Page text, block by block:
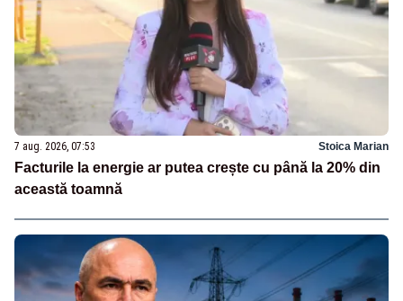
7 aug. 2026, 07:53 Stoica Marian
Facturile la energie ar putea crește cu până la 20% din
această toamnă